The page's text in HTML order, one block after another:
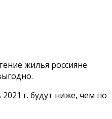
жилья россияне
г. будут ниже, чем по